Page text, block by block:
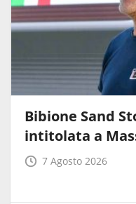
Bibione Sand
intitolata a
7 Agosto 2026